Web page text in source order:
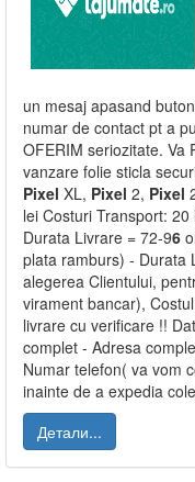
un mesaj apasand
numar de contact pt a
OFERIM seriozitate. Va
vanzare folie sticla
Pixel XL, Pixel 2, Pixel
lei Costuri Transport:
Durata Livrare = 72-96
plata ramburs) - Durata
alegerea Clientului,
virament bancar),
livrare cu verificare !!
complet - Adresa
Numar telefon( va vom
inainte de a expedia
Детали...